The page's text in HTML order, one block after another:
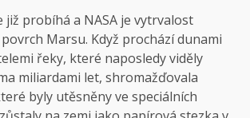
již probíhá a NASA je vytrvalost
Marsu. Když prochází dunami
řeky, které naposledy viděly
miliardami let, shromažďovala
byly utěsněny ve speciálních